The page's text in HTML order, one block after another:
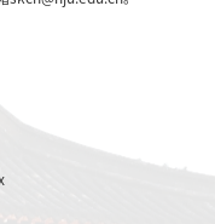
校江苏社科英才、社
已告知科研秘书老师。
青）培养对象申请